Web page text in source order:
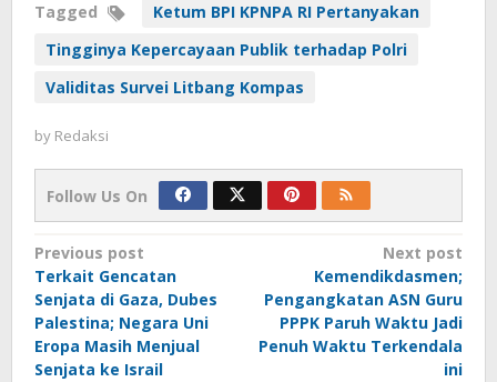
Tagged
Ketum BPI KPNPA RI Pertanyakan
Tingginya Kepercayaan Publik terhadap Polri
Validitas Survei Litbang Kompas
by Redaksi
Follow Us On
Post
navigation
Previous post
Terkait Gencatan
Senjata di Gaza, Dubes
Palestina; Negara Uni
Eropa Masih Menjual
Senjata ke Israil
Next post
Kemendikdasmen;
Pengangkatan ASN Guru
PPPK Paruh Waktu Jadi
Penuh Waktu Terkendala
ini